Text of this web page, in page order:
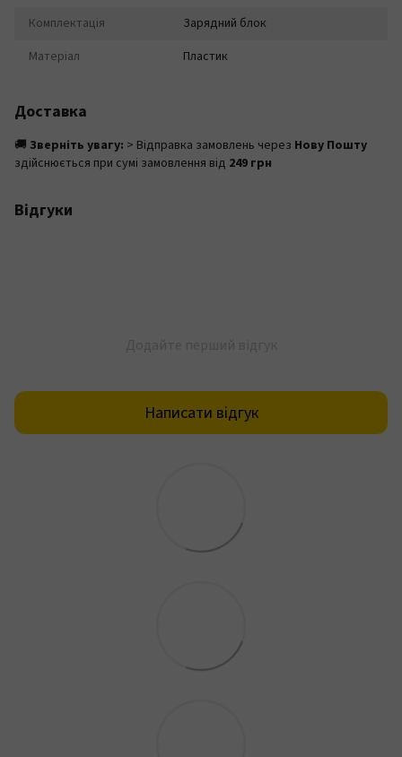
Комплектація
Зарядний блок
Матеріал
Пластик
Доставка
🚚 Зверніть увагу: > Відправка замовлень через Нову Пошту
здійснюється при сумі замовлення від 249 грн
Відгуки
Написати відгук